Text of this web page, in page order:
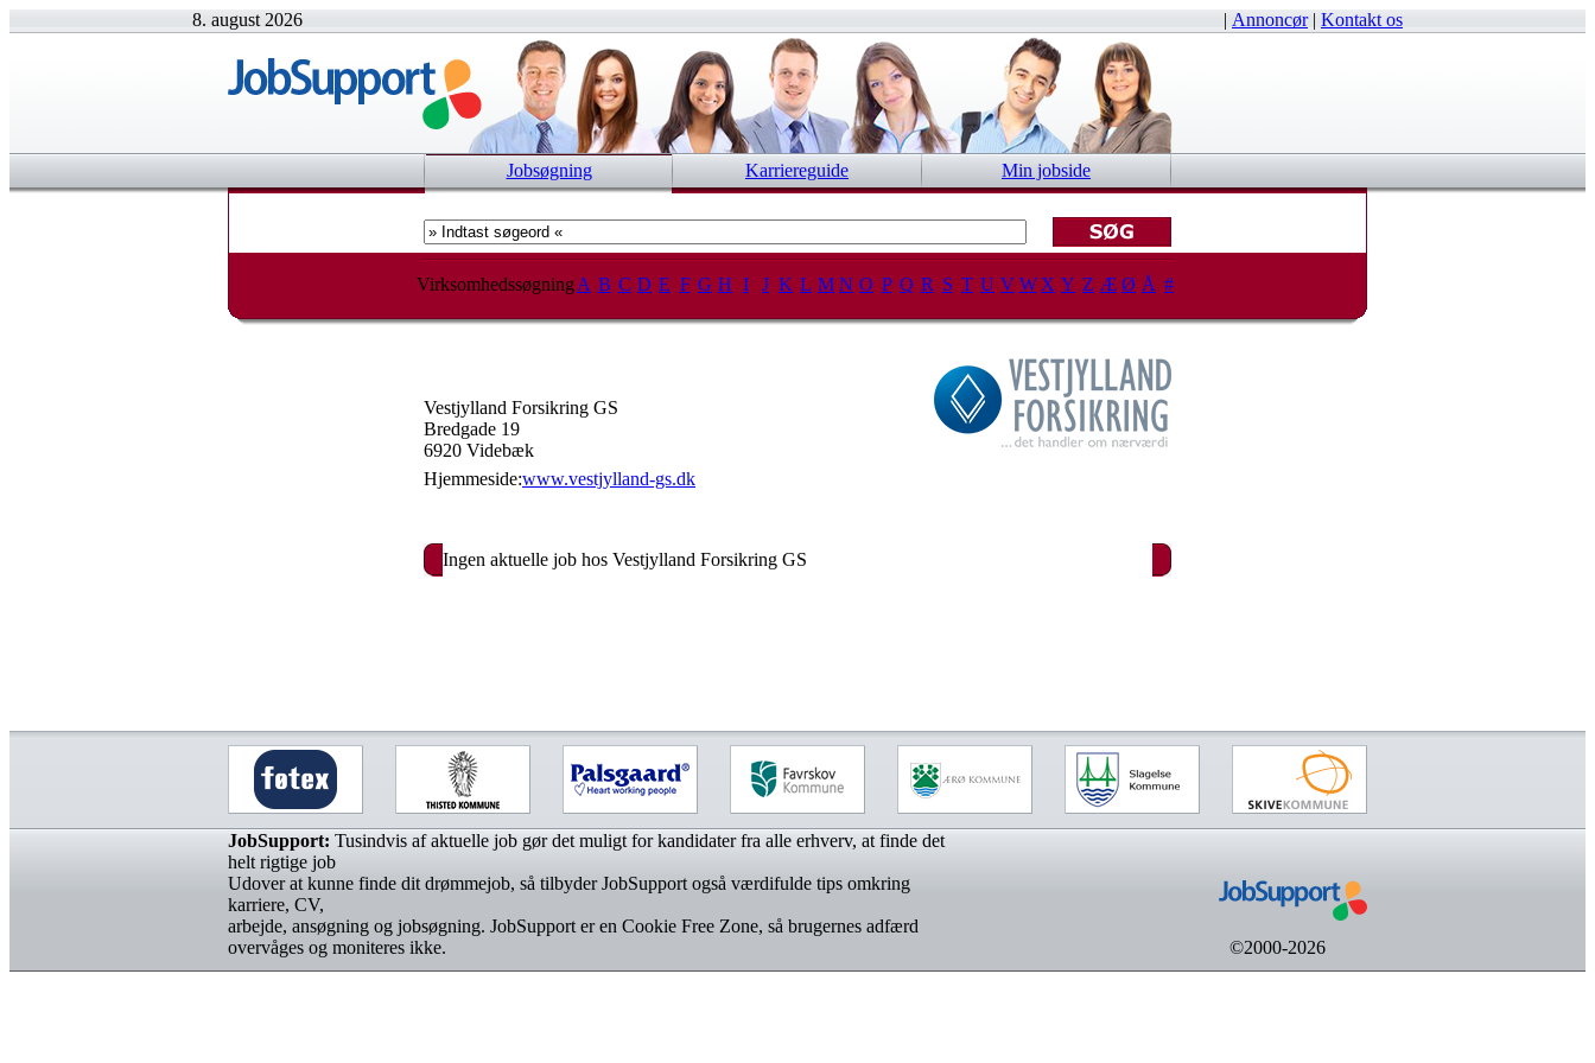
8. august 2026 | Annoncør| Kontakt os
Jobsøgning Karriereguide Min jobside
Virksomhedssøgning A B C D E F G H I J K L M N O P Q R S T U V W X Y Z Æ Ø Å #
Vestjylland Forsikring GS
Bredgade 19
6920 Videbæk
Hjemmeside:www.vestjylland-gs.dk
Ingen aktuelle job hos Vestjylland Forsikring GS
JobSupport: Tusindvis af aktuelle job gør det muligt for kandidater fra alle erhverv, at finde det
helt rigtige job
Udover at kunne finde dit drømmejob, så tilbyder JobSupport også værdifulde tips omkring
karriere, CV,
arbejde, ansøgning og jobsøgning. JobSupport er en Cookie Free Zone, så brugernes adfærd
overvåges og moniteres ikke.
©2000-2026